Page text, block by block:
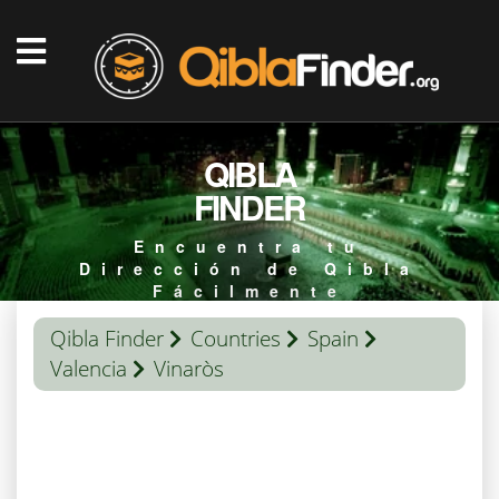
QIBLA
FINDER
Encuentra tu
Dirección de Qibla
Fácilmente
Qibla Finder Countries
Spain
Valencia
Vinaròs